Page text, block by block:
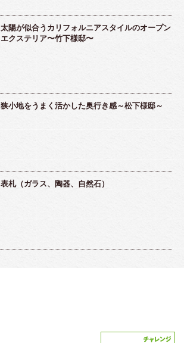
太陽が似合うカリフォルニアスタイルのオープン
エクステリア〜竹下様邸〜
狭小地をうまく活かした奥行き感～松下様邸～
表札（ガラス、陶器、自然石）